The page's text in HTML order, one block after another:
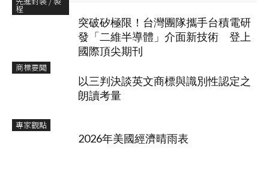
程
突破矽極限！台灣團隊攜手台積電研
發「二維半導體」介面新技術 登上
國際頂尖期刊
商標要聞
以三判決談英文商標與識別性認定之
朗讀考量
專家觀點
2026年美國經濟晴雨表